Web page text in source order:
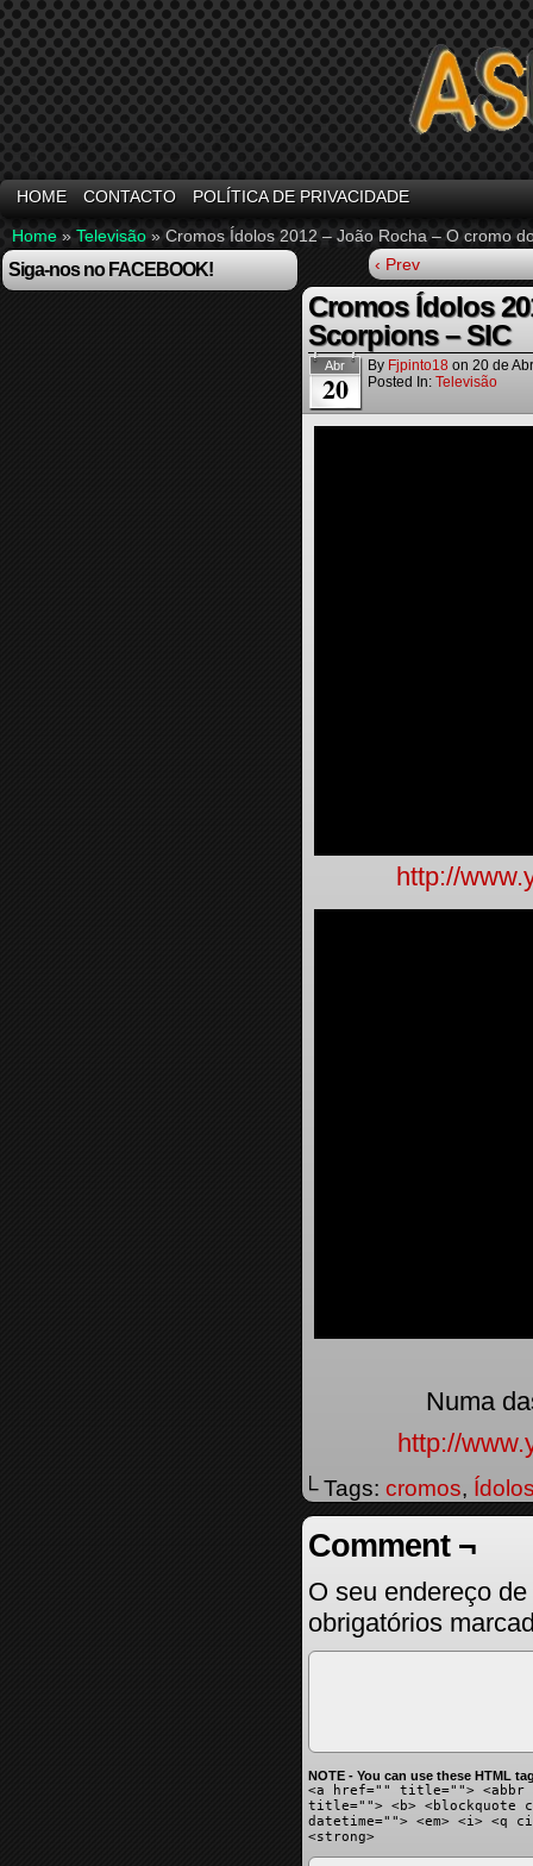
HOME CONTACTO POLÍTICA DE PRIVACIDADE
Home » Televisão » Cromos Ídolos 2012 – João Rocha – O cromo
Siga-nos no FACEBOOK! ‹ Prev
Cromos Ídolos
Scorpions – SIC
Abr
20
By Fjpinto18 on 20 de
Posted In: Televisão
http://
Numa
http://
└ Tags: cromos,
Comment ¬
O seu endereço
obrigatórios
NOTE - You can use these HTML
<a href="" title=""> <abbr
title=""> <b> <blockquote
datetime=""> <em> <i> <q
<strong>